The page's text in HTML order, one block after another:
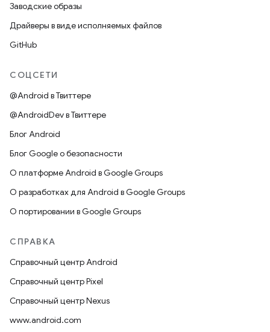
Заводские образы
Драйверы в виде исполняемых файлов
GitHub
СОЦСЕТИ
@Android в Твиттере
@AndroidDev в Твиттере
Блог Android
Блог Google о безопасности
О платформе Android в Google Groups
О разработках для Android в Google Groups
О портировании в Google Groups
СПРАВКА
Справочный центр Android
Справочный центр Pixel
Справочный центр Nexus
www.android.com